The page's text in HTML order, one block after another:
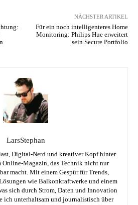
NÄCHSTER ARTIKEL
Für ein noch intelligenteres Home
Monitoring: Philips Hue erweitert
sein Secure Portfolio
LarsStephan
Digital-Nerd und kreativer Kopf hinter
Online-Magazin, das Technik nicht nur
macht. Mit einem Gespür für Trends,
wie Balkonkraftwerke und einem
sich durch Strom, Daten und Innovation
ich unterhaltsam und journalistisch über